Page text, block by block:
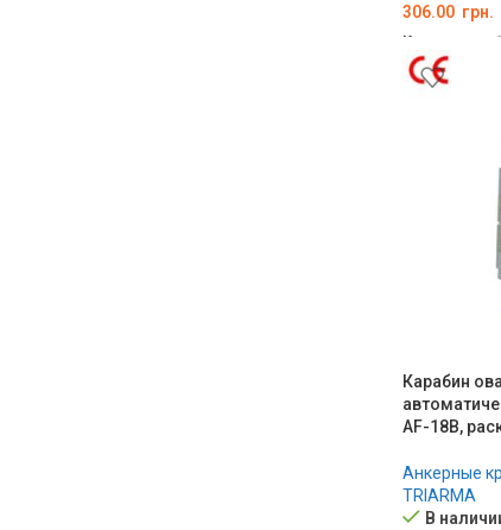
306.00 грн.
Код товара:
В КОРЗИНУ
Карабин
AF-18B,
Анкерные
TRIARMA
В